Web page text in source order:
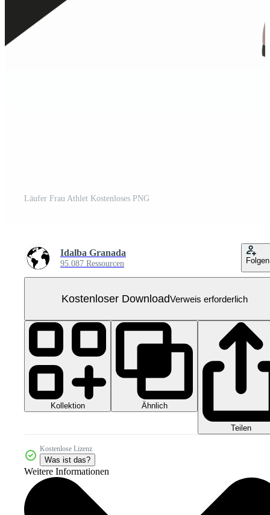
Läufer Frau Athlet Kostenloses PNG
Idalba Granada
95.087 Ressourcen Folgen
Kostenloser DownloadVerweis erforderlich
Kollektion Ähnlich
Teilen
Kostenlose Lizenz
Was ist das?
Weitere Informationen